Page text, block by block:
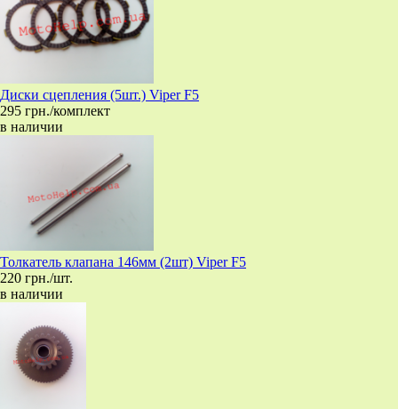
Диски сцепления (5шт.) Viper F5
295 грн./комплект
в наличии
Толкатель клапана 146мм (2шт) Viper F5
220 грн./шт.
в наличии